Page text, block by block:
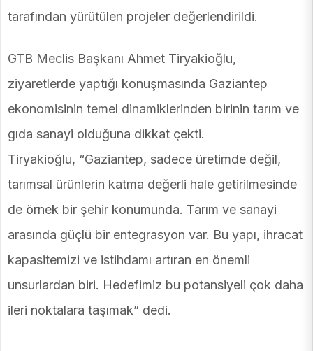
tarafından yürütülen projeler değerlendirildi.
GTB Meclis Başkanı Ahmet Tiryakioğlu,
ziyaretlerde yaptığı konuşmasında Gaziantep
ekonomisinin temel dinamiklerinden birinin tarım ve
gıda sanayi olduğuna dikkat çekti.
Tiryakioğlu, “Gaziantep, sadece üretimde değil,
tarımsal ürünlerin katma değerli hale getirilmesinde
de örnek bir şehir konumunda. Tarım ve sanayi
arasında güçlü bir entegrasyon var. Bu yapı, ihracat
kapasitemizi ve istihdamı artıran en önemli
unsurlardan biri. Hedefimiz bu potansiyeli çok daha
ileri noktalara taşımak” dedi.